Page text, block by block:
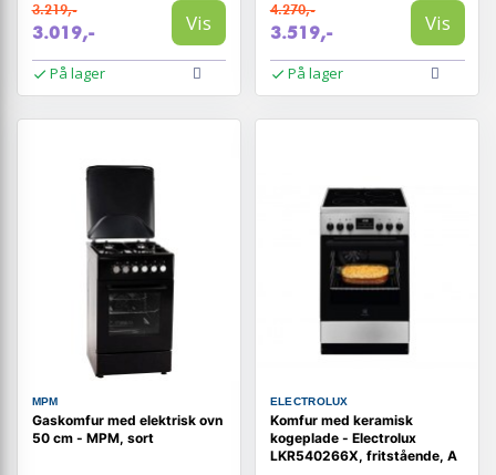
3.219,-
3.019,- Vis
På lager
4.270,-
3.519,- Vis
På lager
MPM
Gaskomfur med elektrisk ovn
50 cm - MPM, sort
ELECTROLUX
Komfur med keramisk
kogeplade - Electrolux
LKR540266X, fritstående, A